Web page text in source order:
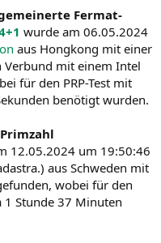
Fermat-
wurde am 06.05.2024
aus Hongkong mit einer
Verbund mit einem Intel
für den PRP-Test mit
benötigt wurden.
12.05.2024 um 19:50:46
aus Schweden mit
wobei für den
1 Stunde 37 Minuten